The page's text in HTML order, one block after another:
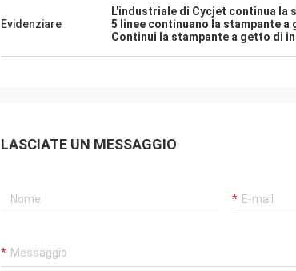
Evidenziare
L'industriale di Cycjet continua
5 linee continuano la stampante
Continui la stampante a getto di
LASCIATE UN MESSAGGIO